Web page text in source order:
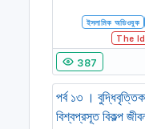
ইসলামিক অডিওবুক
The
387
পর্ব ১৩ ।
বিশ্বপ্রসূত বিকল্প